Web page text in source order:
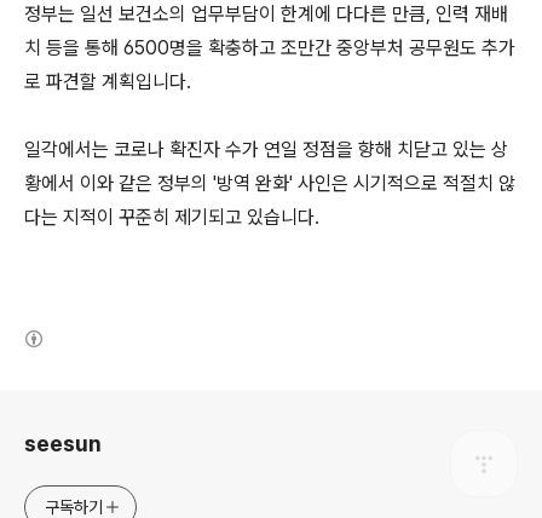
정부는 일선 보건소의 업무부담이 한계에 다다른 만큼, 인력 재배
치 등을 통해 6500명을 확충하고 조만간 중앙부처 공무원도 추가
로 파견할 계획입니다.
일각에서는 코로나 확진자 수가 연일 정점을 향해 치닫고 있는 상
황에서 이와 같은 정부의 '방역 완화' 사인은 시기적으로 적절치 않
다는 지적이 꾸준히 제기되고 있습니다.
seesun
구독하기